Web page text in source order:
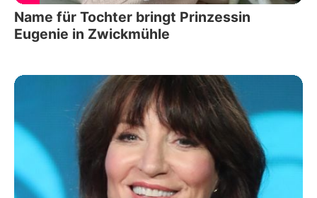
Name für Tochter bringt Prinzessin
Eugenie in Zwickmühle